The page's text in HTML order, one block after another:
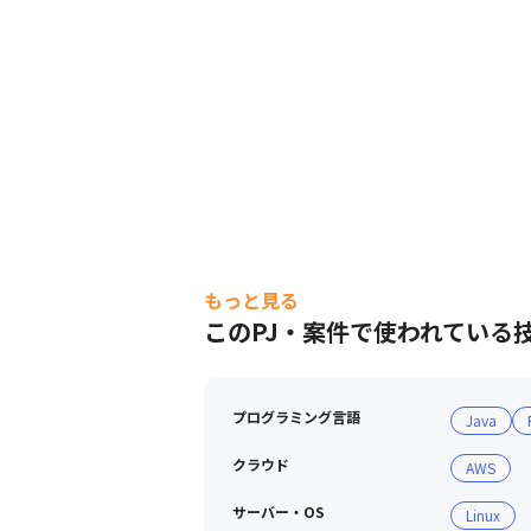
もっと見る
このPJ・案件で使われている
プログラミング言語 Java
クラウド AWS
サーバー・OS Linux